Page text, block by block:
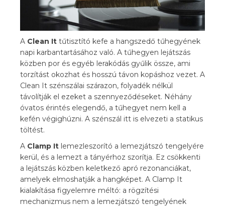
A Clean It tűtisztító kefe a hangszedő tűhegyének
napi karbantartásához való. A tűhegyen lejátszás
közben por és egyéb lerakódás gyűlik össze, ami
torzítást okozhat és hosszú távon kopáshoz vezet. A
Clean It szénszálai szárazon, folyadék nélkül
távolítják el ezeket a szennyeződéseket. Néhány
óvatos érintés elegendő, a tűhegyet nem kell a
kefén végighúzni. A szénszál itt is elvezeti a statikus
töltést.
A Clamp It lemezleszorító a lemezjátszó tengelyére
kerül, és a lemezt a tányérhoz szorítja. Ez csökkenti
a lejátszás közben keletkező apró rezonanciákat,
amelyek elmoshatják a hangképet. A Clamp It
kialakítása figyelemre méltó: a rögzítési
mechanizmus nem a lemezjátszó tengelyének